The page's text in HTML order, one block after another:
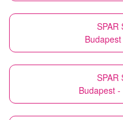
SPAR
SPAR
Budapest